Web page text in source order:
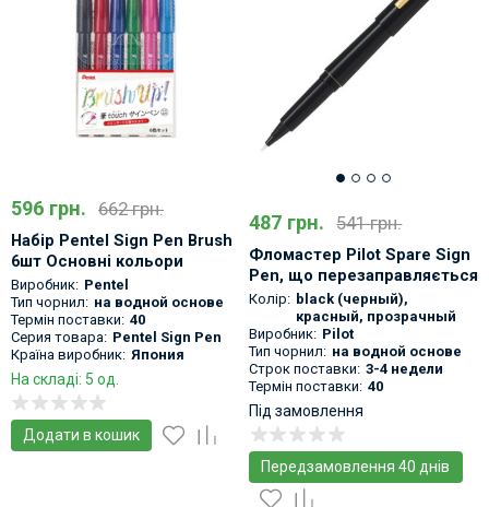
596 грн. 662 грн.
Набір Pentel Sign Pen Brush
6шт Основні кольори
Виробник: Pentel
Тип чорнил: на водной основе
Термін поставки: 40
Серия товара: Pentel Sign Pen
Країна виробник: Япония
На складі: 5 од.
Додати в кошик
487 грн. 541 грн.
Фломастер Pilot Spare Sign
Pen, що перезаправляється
Колір: black (черный),
красный, прозрачный
Виробник: Pilot
Тип чорнил: на водной основе
Строк поставки: 3-4 недели
Термін поставки: 40
Під замовлення
Передзамовлення 40 днів